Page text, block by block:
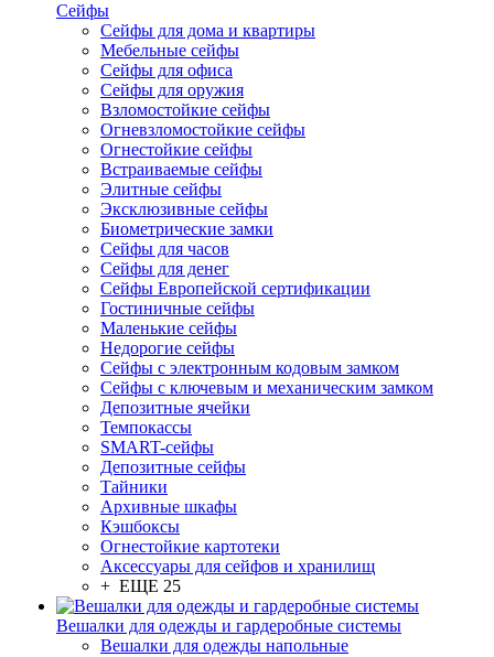
Сейфы
Сейфы для дома и квартиры
Мебельные сейфы
Сейфы для офиса
Сейфы для оружия
Взломостойкие сейфы
Огневзломостойкие сейфы
Огнестойкие сейфы
Встраиваемые сейфы
Элитные сейфы
Эксклюзивные сейфы
Биометрические замки
Сейфы для часов
Сейфы для денег
Сейфы Европейской сертификации
Гостиничные сейфы
Маленькие сейфы
Недорогие сейфы
Сейфы с электронным кодовым замком
Сейфы с ключевым и механическим замком
Депозитные ячейки
Темпокассы
SMART-сейфы
Депозитные сейфы
Тайники
Архивные шкафы
Кэшбоксы
Огнестойкие картотеки
Аксессуары для сейфов и хранилищ
+ ЕЩЕ 25
Вешалки для одежды и гардеробные системы
Вешалки для одежды напольные